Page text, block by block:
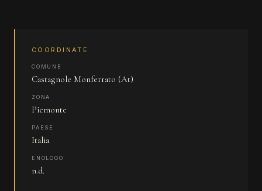
COORDINATE
COMUNE
Castagnole Monferrato (At)
ZONA
Piemonte
PAESE
Italia
ENOLOGO
n.d.